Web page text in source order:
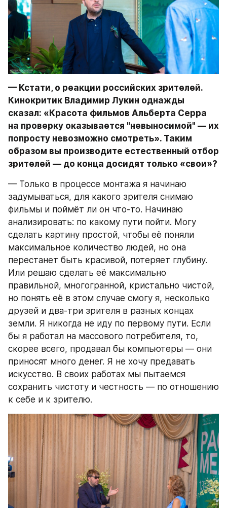
— Кстати, о реакции российских зрителей.
Кинокритик Владимир Лукин однажды
сказал: «Красота фильмов Альберта Серра
на проверку оказывается "невыносимой" — их
попросту невозможно смотреть». Таким
образом вы производите естественный отбор
зрителей — до конца досидят только «свои»?
— Только в процессе монтажа я начинаю
задумываться, для какого зрителя снимаю
фильмы и поймёт ли он что-то. Начинаю
анализировать: по какому пути пойти. Могу
сделать картину простой, чтобы её поняли
максимальное количество людей, но она
перестанет быть красивой, потеряет глубину.
Или решаю сделать её максимально
правильной, многогранной, кристально чистой,
но понять её в этом случае смогу я, несколько
друзей и два-три зрителя в разных концах
земли. Я никогда не иду по первому пути. Если
бы я работал на массового потребителя, то,
скорее всего, продавал бы компьютеры — они
приносят много денег. Я не хочу предавать
искусство. В своих работах мы пытаемся
сохранить чистоту и честность — по отношению
к себе и к зрителю.